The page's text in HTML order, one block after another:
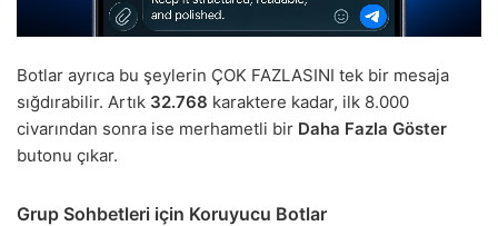
Botlar ayrıca bu şeylerin ÇOK FAZLASINI tek bir mesaja
sığdırabilir. Artık 32.768 karaktere kadar, ilk 8.000
civarından sonra ise merhametli bir Daha Fazla Göster
butonu çıkar.
Grup Sohbetleri için Koruyucu Botlar